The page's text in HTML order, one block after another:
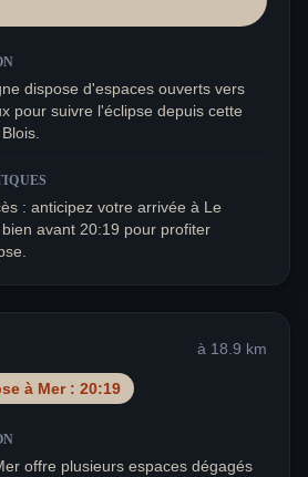
dispose d'espaces ouverts vers
pour suivre l'éclipse depuis cette
: anticipez votre arrivée à Le
avant 20:19 pour profiter
à 18.9 km
à Mer: 20:19
offre plusieurs espaces dégagés